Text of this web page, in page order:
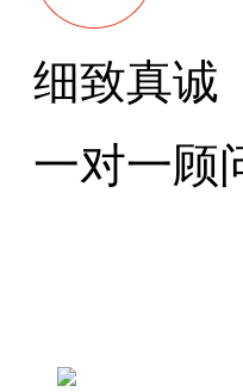
细致真诚
一对一顾